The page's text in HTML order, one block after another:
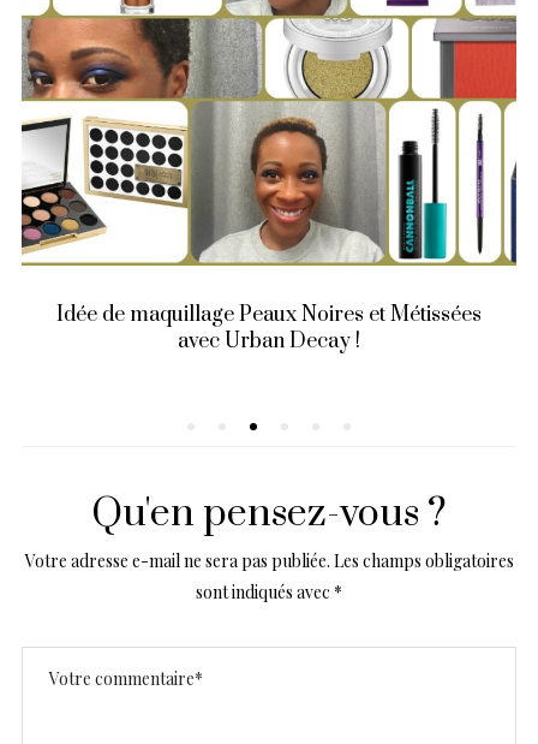
Idée de maquillage Peaux Noires et Métissées
avec Urban Decay !
Qu'en pensez-vous ?
Votre adresse e-mail ne sera pas publiée. Les champs obligatoires
sont indiqués avec *